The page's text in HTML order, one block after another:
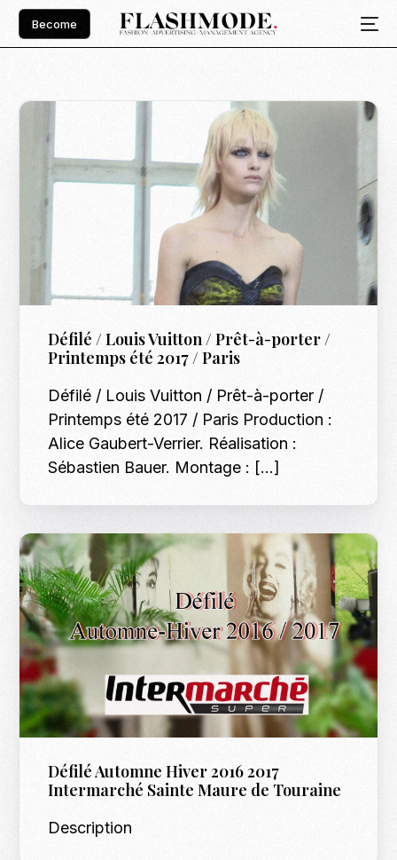
Become
Défilé / Louis Vuitton / Prêt-à-porter /
Printemps été 2017 / Paris
Défilé / Louis Vuitton / Prêt-à-porter /
Printemps été 2017 / Paris Production :
Alice Gaubert-Verrier. Réalisation :
Sébastien Bauer. Montage : […]
Défilé Automne Hiver 2016 2017
Intermarché Sainte Maure de Touraine
Description